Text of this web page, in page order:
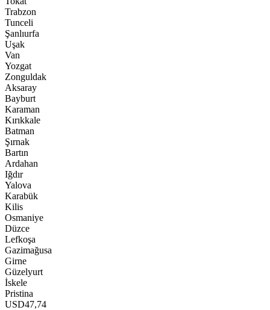
Trabzon
Tunceli
Şanlıurfa
Uşak
Van
Yozgat
Zonguldak
Aksaray
Bayburt
Karaman
Kırıkkale
Batman
Şırnak
Bartın
Ardahan
Iğdır
Yalova
Karabük
Kilis
Osmaniye
Düzce
Lefkoşa
Gazimağusa
Girne
Güzelyurt
İskele
Pristina
USD47,74